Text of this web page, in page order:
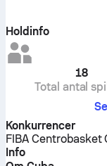
Holdinfo
18
Total antal
Konkurrencer
FIBA Centrobasket
Info